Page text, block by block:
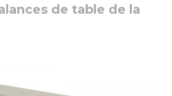
de table de la